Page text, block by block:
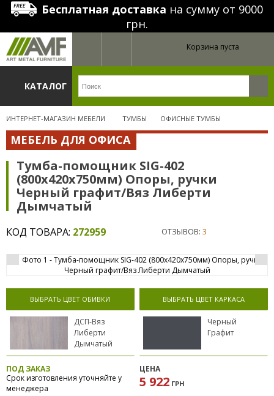
Бесплатная доставка на сумму от 9000
грн.
Корзина пуста
КАТАЛОГ
ИНТЕРНЕТ-МАГАЗИН МЕБЕЛИ ТУМБЫ ОФИСНЫЕ ТУМБЫ
МЕБЕЛЬ ДЛЯ ОФИСА
Тумба-помощник SIG-402
(800х420х750мм) Опоры, ручки
Черный графит/Вяз Либерти
Дымчатый
КОД ТОВАРА: 272959 ОТЗЫВОВ: 3
ВЫБРАТЬ ЦВЕТ ОБИВКИ
ДСП-Вяз
Либерти
Дымчатый
ВЫБРАТЬ ЦВЕТ КАРКАСА
Черный
Графит
ПОД ЗАКАЗ
Срок изготовления уточняйте у
менеджера
ЦЕНА
5 922 ГРН